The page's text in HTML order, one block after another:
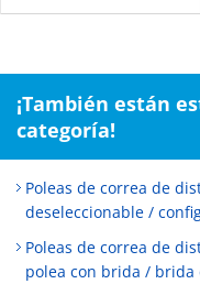
¡También están
categoría!
Poleas de correa de
deseleccionable /
Poleas de correa de
polea con brida /